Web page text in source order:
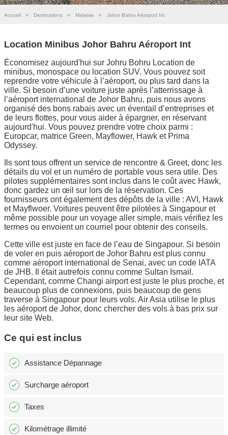
Accueil » Destinations » Malaisie » Johor Bahru Aéroport Int
Location Minibus Johor Bahru Aéroport Int
Économisez aujourd'hui sur Johru Bohru Location de
minibus, monospace ou location SUV. Vous pouvez soit
reprendre votre véhicule à l’aéroport, ou plus tard dans la
ville. Si besoin d’une voiture juste après l’atterrissage à
l’aéroport international de Johor Bahru, puis nous avons
organisé des bons rabais avec un éventail d’entreprises et
de leurs flottes, pour vous aider à épargner, en réservant
aujourd'hui. Vous pouvez prendre votre choix parmi :
Europcar, matrice Green, Mayflower, Hawk et Prima
Odyssey.
Ils sont tous offrent un service de rencontre & Greet, donc les
détails du vol et un numéro de portable vous sera utile. Des
pilotes supplémentaires sont inclus dans le coût avec Hawk,
donc gardez un œil sur lors de la réservation. Ces
fournisseurs ont également des dépôts de la ville : AVI, Hawk
et Mayflwoer. Voitures peuvent être pilotées à Singapour et
même possible pour un voyage aller simple, mais vérifiez les
termes ou envoient un courriel pour obtenir des conseils.
Cette ville est juste en face de l’eau de Singapour. Si besoin
de voler en puis aéroport de Johor Bahru est plus connu
comme aéroport international de Senai, avec un code IATA
de JHB. Il était autrefois connu comme Sultan Ismail.
Cependant, comme Changi airport est juste le plus proche, et
beaucoup plus de connexions, puis beaucoup de gens
traverse à Singapour pour leurs vols. Air Asia utilise le plus
les aéroport de Johor, donc chercher des vols à bas prix sur
leur site Web.
Ce qui est inclus
Assistance Dépannage
Surcharge aéroport
Taxes
Kilométrage illimité